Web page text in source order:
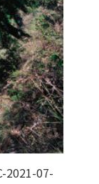
2021-07-